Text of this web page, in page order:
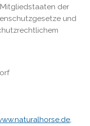
der
und